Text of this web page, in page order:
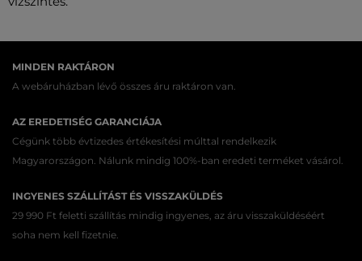
MINDEN RAKTÁRON
A webáruházban lévő összes áru raktáron van.
AZ EREDETISÉG GARANCIÁJA
Cégünk több évtizedes értékesítési múlttal rendelkezik
Magyarországon. Nálunk mindig 100%-ban eredeti terméket vásárol.
INGYENES SZÁLLÍTÁST ÉS VISSZAKÜLDÉS
29 990 Ft feletti szállítás mindig ingyenes, az áru visszaküldéséért
soha nem kell fizetnie.